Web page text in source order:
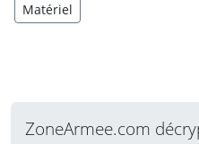
Matériel
ZoneArmee.com